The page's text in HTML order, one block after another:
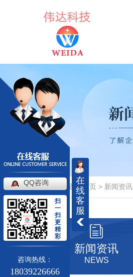
当前位置：首页 > 新闻资讯
新闻资讯
NEWS
在
线
客
服
QQ咨询
扫
一
扫
更
精
彩
咨询热线：
18039226666